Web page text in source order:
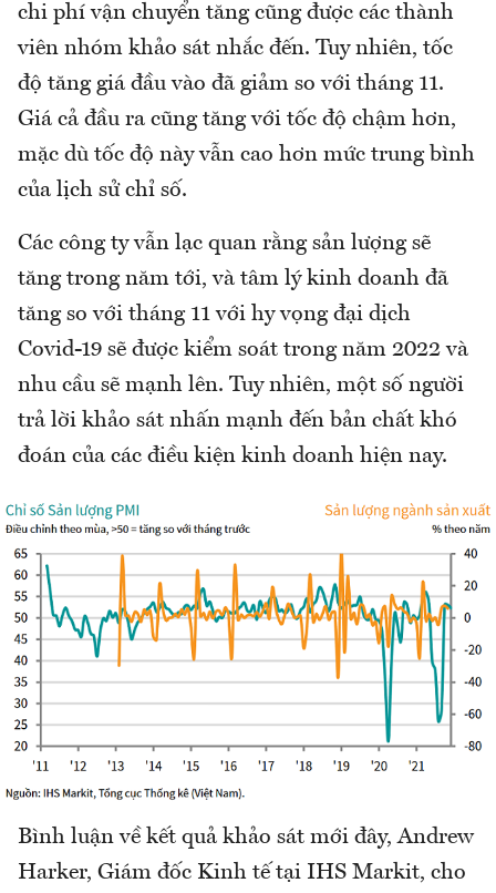
chi phí vận chuyển tăng cũng được các thành
viên nhóm khảo sát nhắc đến. Tuy nhiên, tốc
độ tăng giá đầu vào đã giảm so với tháng 11.
Giá cả đầu ra cũng tăng với tốc độ chậm hơn,
mặc dù tốc độ này vẫn cao hơn mức trung bình
của lịch sử chỉ số.
Các công ty vẫn lạc quan rằng sản lượng sẽ
tăng trong năm tới, và tâm lý kinh doanh đã
tăng so với tháng 11 với hy vọng đại dịch
Covid-19 sẽ được kiểm soát trong năm 2022 và
nhu cầu sẽ mạnh lên. Tuy nhiên, một số người
trả lời khảo sát nhấn mạnh đến bản chất khó
đoán của các điều kiện kinh doanh hiện nay.
Bình luận về kết quả khảo sát mới đây, Andrew
Harker, Giám đốc Kinh tế tại IHS Markit, cho